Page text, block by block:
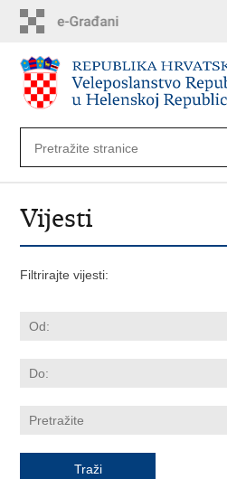
sadržaj
Vijesti
Filtrirajte vijesti: